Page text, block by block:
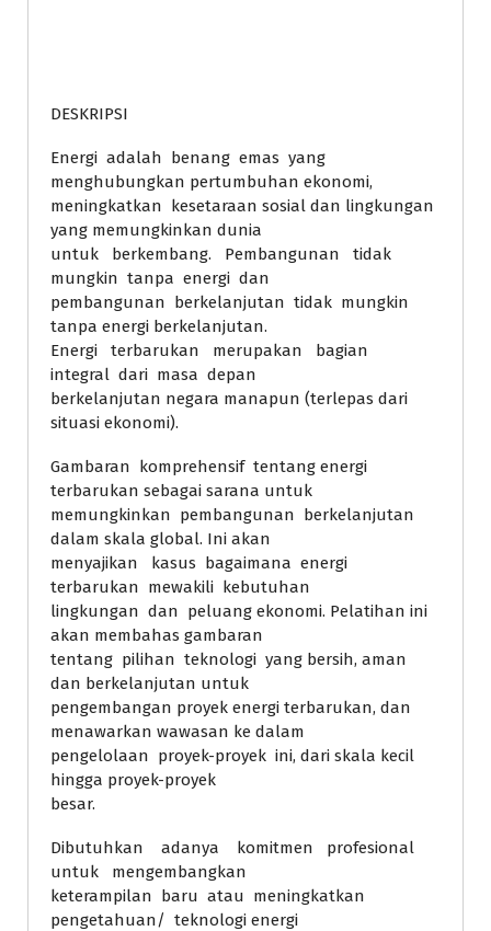
DESKRIPSI
Energi adalah benang emas yang
menghubungkan pertumbuhan ekonomi,
meningkatkan kesetaraan sosial dan lingkungan
yang memungkinkan dunia
untuk berkembang. Pembangunan tidak
mungkin tanpa energi dan
pembangunan berkelanjutan tidak mungkin
tanpa energi berkelanjutan.
Energi terbarukan merupakan bagian
integral dari masa depan
berkelanjutan negara manapun (terlepas dari
situasi ekonomi).
Gambaran komprehensif tentang energi
terbarukan sebagai sarana untuk
memungkinkan pembangunan berkelanjutan
dalam skala global. Ini akan
menyajikan kasus bagaimana energi
terbarukan mewakili kebutuhan
lingkungan dan peluang ekonomi. Pelatihan ini
akan membahas gambaran
tentang pilihan teknologi yang bersih, aman
dan berkelanjutan untuk
pengembangan proyek energi terbarukan, dan
menawarkan wawasan ke dalam
pengelolaan proyek-proyek ini, dari skala kecil
hingga proyek-proyek
besar.
Dibutuhkan adanya komitmen profesional
untuk mengembangkan
keterampilan baru atau meningkatkan
pengetahuan/ teknologi energi